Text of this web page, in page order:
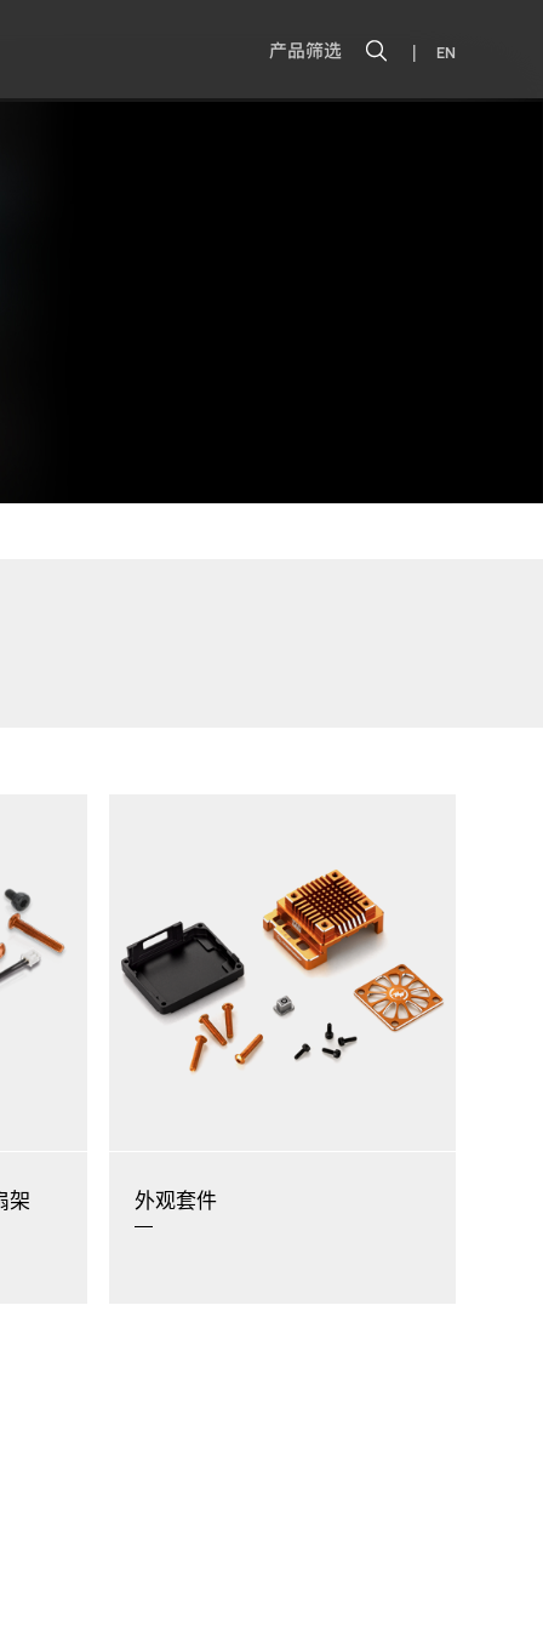
产品筛选 | EN
架 外观套件